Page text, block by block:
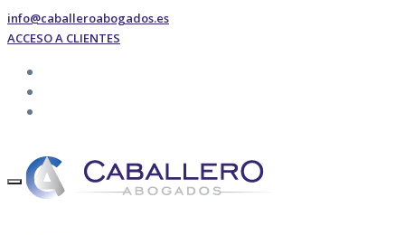
info@caballeroabogados.es
ACCESO A CLIENTES